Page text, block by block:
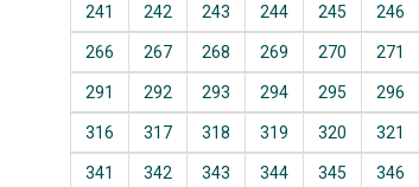
241 242 243 244 245 246
266 267 268 269 270 271
291 292 293 294 295 296
316 317 318 319 320 321
341 342 343 344 345 346